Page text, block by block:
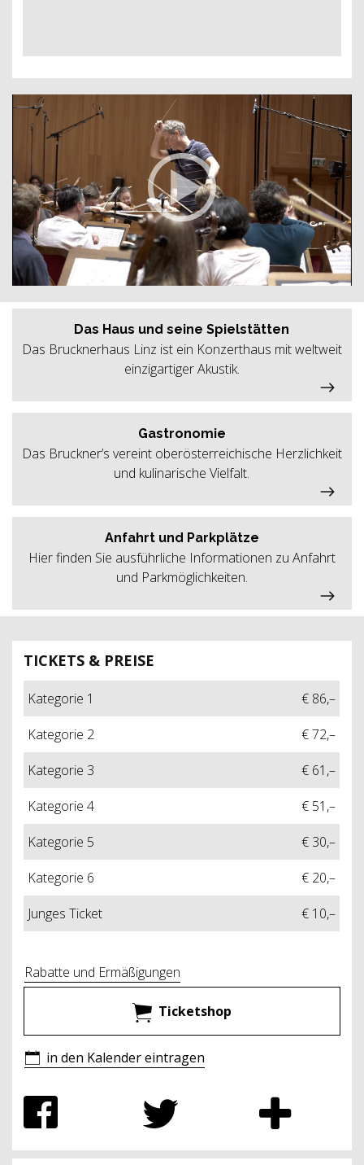
TICKETS & PREISE
Kategorie 1
€ 86,–
Kategorie 2
€ 72,–
Kategorie 3
€ 61,–
Kategorie 4
€ 51,–
Kategorie 5
€ 30,–
Kategorie 6
€ 20,–
Junges Ticket
€ 10,–
Rabatte und Ermäßigungen
Ticketshop
in den Kalender eintragen
Das Haus und seine Spielstätten
Das Brucknerhaus Linz ist ein Konzerthaus mit weltweit
einzigartiger Akustik.
Gastronomie
Das Bruckner’s vereint oberösterreichische Herzlichkeit
und kulinarische Vielfalt.
Anfahrt und Parkplätze
Hier finden Sie ausführliche Informationen zu Anfahrt
und Parkmöglichkeiten.